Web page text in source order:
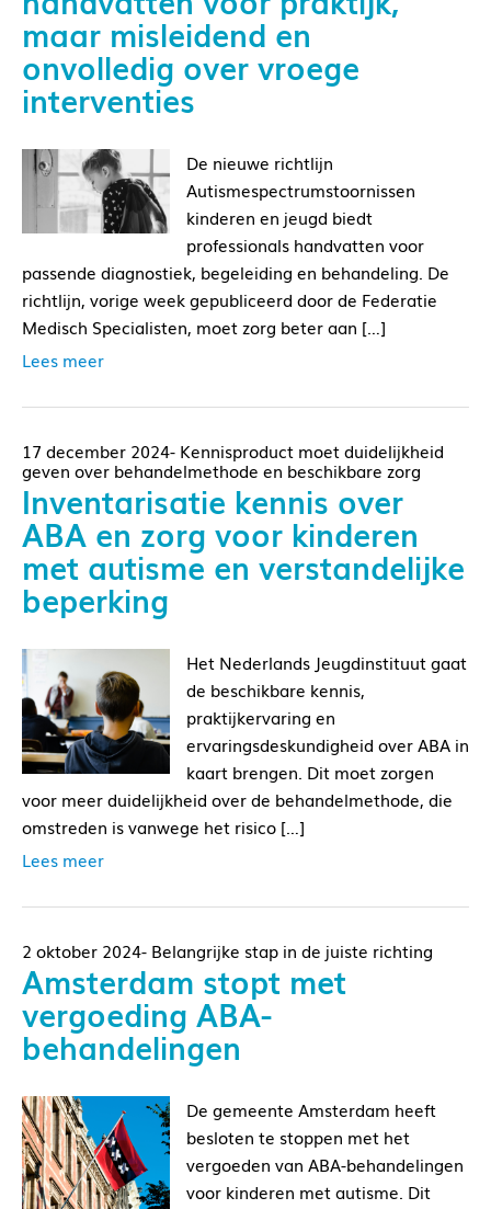
maar misleidend en
onvolledig over vroege
interventies
De nieuwe richtlijn
Autismespectrumstoornissen
kinderen en jeugd biedt
professionals handvatten voor
passende diagnostiek, begeleiding en behandeling. De
richtlijn, vorige week gepubliceerd door de Federatie
Medisch Specialisten, moet zorg beter aan […]
Lees meer
17 december 2024- Kennisproduct moet duidelijkheid
geven over behandelmethode en beschikbare zorg
Inventarisatie kennis over
ABA en zorg voor kinderen
met autisme en verstandelijke
beperking
Het Nederlands Jeugdinstituut gaat
de beschikbare kennis,
praktijkervaring en
ervaringsdeskundigheid over ABA in
kaart brengen. Dit moet zorgen
voor meer duidelijkheid over de behandelmethode, die
omstreden is vanwege het risico […]
Lees meer
2 oktober 2024- Belangrijke stap in de juiste richting
Amsterdam stopt met
vergoeding ABA-
behandelingen
De gemeente Amsterdam heeft
besloten te stoppen met het
vergoeden van ABA-behandelingen
voor kinderen met autisme. Dit